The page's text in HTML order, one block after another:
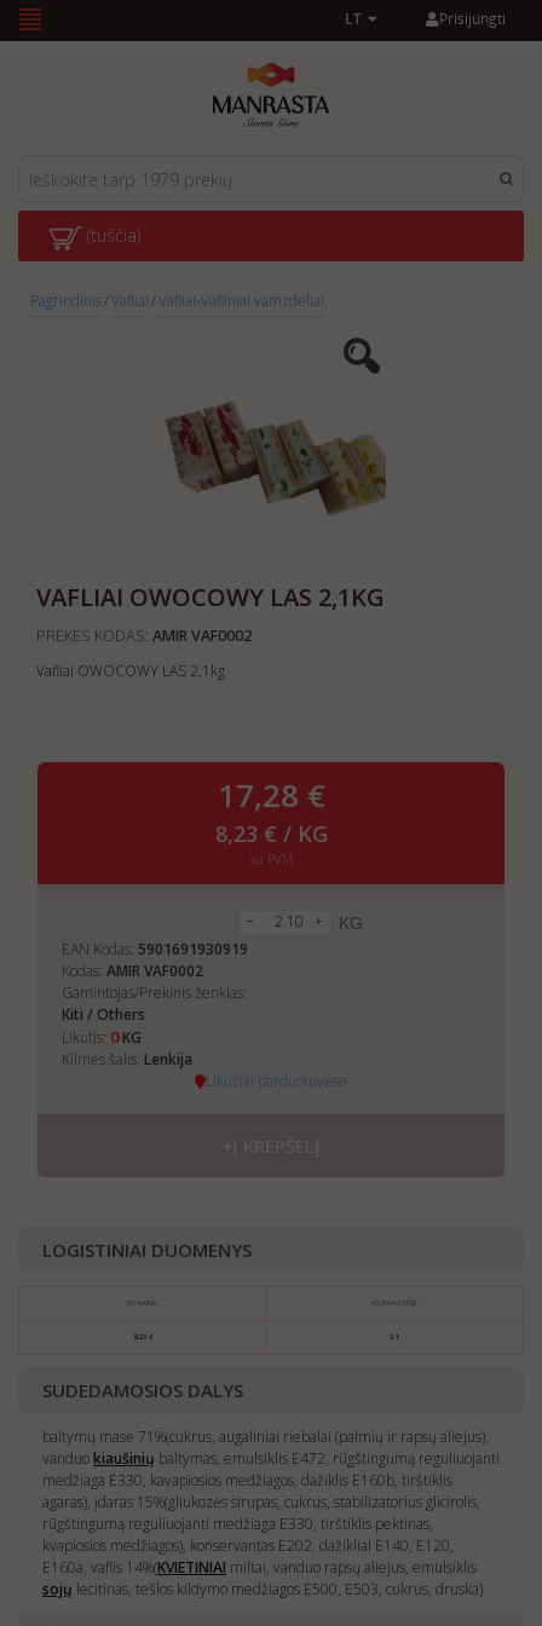
Prisijungti
LT
(tuščia)
Pagrindinis/Vafliai/Vafliai-Vafliniai vamzdeliai
VAFLIAI OWOCOWY LAS 2,1KG
PREKĖS KODAS: AMIR VAF0002
Vafliai OWOCOWY LAS 2,1kg
17,28 €
8,23 € / KG
su PVM
KG
EAN Kodas: 5901691930919
Kodas: AMIR VAF0002
Gamintojas/Prekinis ženklas:
Kiti / Others
Likutis: 0KG
Kilmės šalis: Lenkija
Likučiai parduotuvėse
LOGISTINIAI DUOMENYS
KG KAINA KG PAKUOTĖJE
8,23 € 2.1
SUDEDAMOSIOS DALYS
baltymų masė 71%(cukrus, augaliniai riebalai (palmių ir rapsų aliejus),
vanduokiaušinių baltymas, emulsiklis E472, rūgštingumą reguliuojanti
medžiaga E330, kavapiosios medžiagos, dažiklis E160b, tirštiklis
agaras), įdaras 15%(gliukozės sirupas, cukrus, stabilizatorius glicirolis,
rūgštingumą reguliuojanti medžiaga E330, tirštiklis pektinas,
kvapiosios medžiagos), konservantas E202, dažikliai E140, E120,
E160a, vaflis 14%(KVIETINIAI miltai, vanduo rapsų aliejus, emulsiklis
sojų lecitinas, tešlos kildymo medžiagos E500, E503, cukrus, druska)